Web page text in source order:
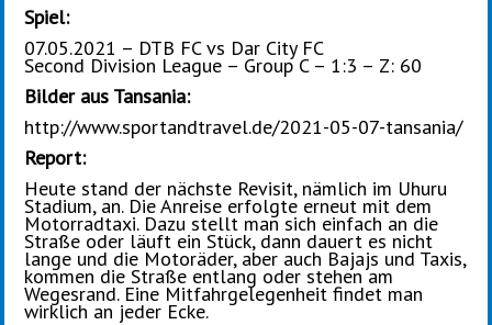
Spiel:
07.05.2021 – DTB FC vs Dar City FC
Second Division League – Group C – 1:3 – Z: 60
Bilder aus Tansania:
http://www.sportandtravel.de/2021-05-07-tansania/
Report:
Heute stand der nächste Revisit, nämlich im Uhuru
Stadium, an. Die Anreise erfolgte erneut mit dem
Motorradtaxi. Dazu stellt man sich einfach an die
Straße oder läuft ein Stück, dann dauert es nicht
lange und die Motoräder, aber auch Bajajs und Taxis,
kommen die Straße entlang oder stehen am
Wegesrand. Eine Mitfahrgelegenheit findet man
wirklich an jeder Ecke.